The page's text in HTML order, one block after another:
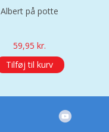
Albert på potte
59,95kr.
Tilføj til kurv